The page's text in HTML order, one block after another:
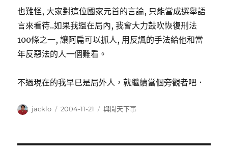
也難怪, 大家對這位國家元首的言論, 只能當成選舉語
言來看待..如果我還在局內, 我會大力鼓吹恢復刑法
100條之一, 讓阿扁可以抓人, 用反諷的手法給他和當
年反惡法的人一個難看。
不過現在的我早已是局外人，就繼續當個旁觀者吧．
作
jacklo
發
2004-11-21
分
與聞天下事